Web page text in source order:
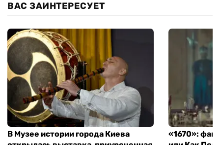
ВАС ЗАИНТЕРЕСУЕТ
В Музее истории города Киева
«1670»: